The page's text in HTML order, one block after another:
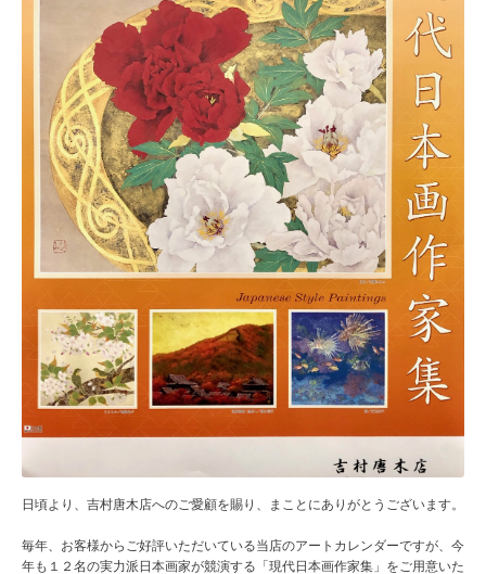
日頃より、吉村唐木店へのご愛顧を賜り、まことにありがとうございます。
毎年、お客様からご好評いただいている当店のアートカレンダーですが、今
年も１２名の実力派日本画家が競演する「現代日本画作家集」をご用意いた